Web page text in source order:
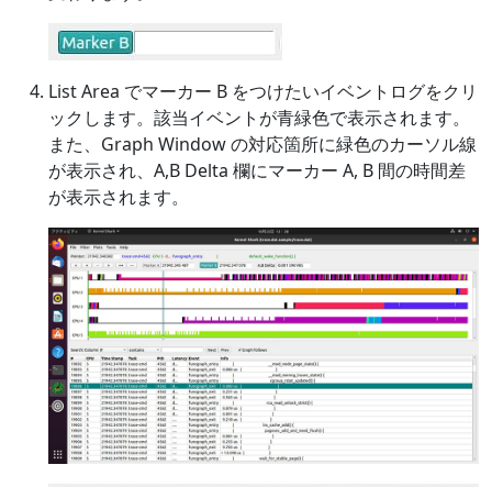
List Area でマーカー B をつけたいイベントログをクリ
ックします。該当イベントが青緑色で表示されます。
また、Graph Window の対応箇所に緑色のカーソル線
が表示され、A,B Delta 欄にマーカー A, B 間の時間差
が表示されます。